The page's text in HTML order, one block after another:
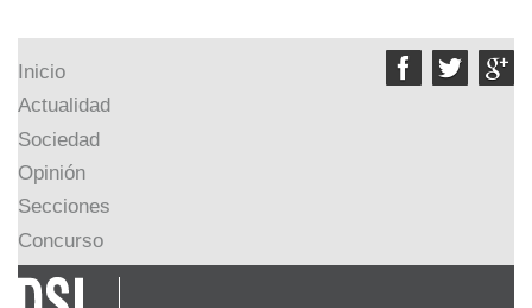
  
Inicio
Actualidad
Sociedad
Opinión
Secciones
Concurso